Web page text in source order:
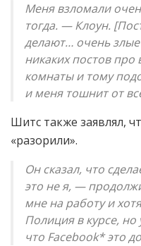
Меня взломали
тогда. — Клоун.
делают… очень
никаких постов про
комнаты и тому
и меня тошнит от
Шитс также заявлял,
«разорили».
Он сказал, что
это не я, —
мне на работу и
Полиция в курсе, но
что Facebook* это